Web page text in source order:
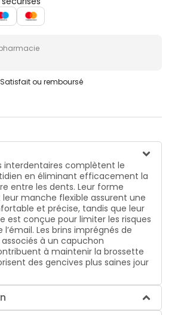
Satisfait ou remboursé
interdentaires complètent le
en éliminant efficacement la
entre les dents. Leur forme
manche flexible assurent une
et précise, tandis que leur
est conçue pour limiter les risques
l’émail. Les brins imprégnés de
à un capuchon
à maintenir la brossette
des gencives plus saines jour